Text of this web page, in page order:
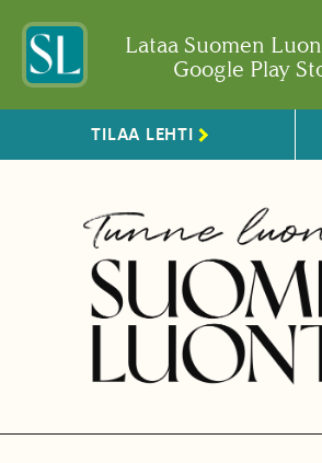
Lataa Suomen
Google Play
TILAA LEHTI